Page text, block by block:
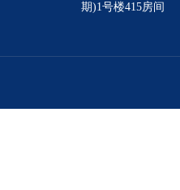
期)1号楼415房间